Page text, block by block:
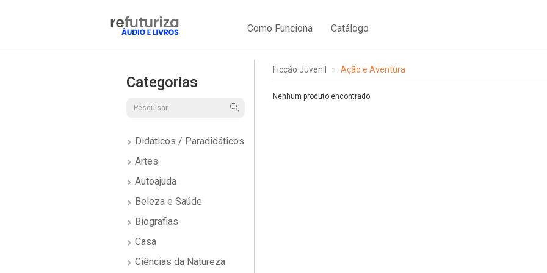
Como Funciona Catálogo
Categorias
Didáticos / Paradidáticos
Artes
Autoajuda
Beleza e Saúde
Biografias
Casa
Ciências da Natureza
Ficção Juvenil Ação e Aventura
Nenhum produto encontrado.